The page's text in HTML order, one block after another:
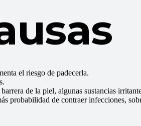
el riesgo de padecerla.
de la piel, algunas sustancias
probabilidad de contraer infecciones,